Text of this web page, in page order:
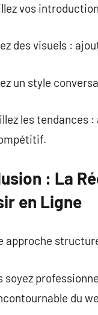
vos
des visuels :
un style
les tendances
: La
en Ligne
approche
soyez
du